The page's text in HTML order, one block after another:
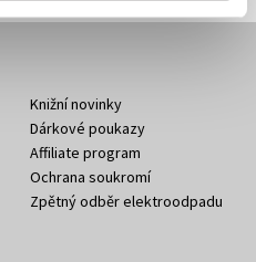
Knižní novinky
Dárkové poukazy
Affiliate program
Ochrana soukromí
Zpětný odběr elektroodpadu